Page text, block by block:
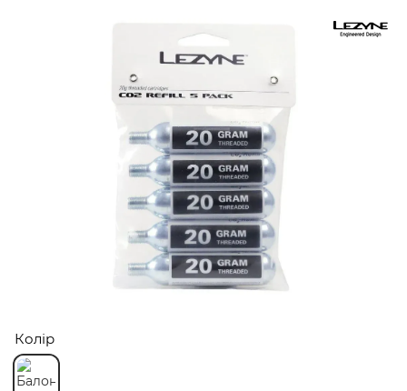
Колір